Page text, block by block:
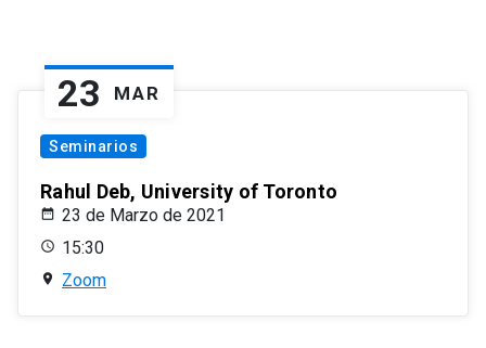
23 MAR
Seminarios
Rahul Deb, University of Toronto
23 de Marzo de 2021
15:30
Zoom